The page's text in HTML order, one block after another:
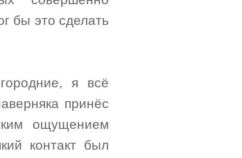
бы это сделать
я всё
принёс
ощущением
контакт был